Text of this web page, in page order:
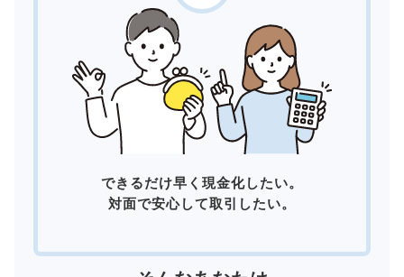
できるだけ早く現金化したい。
対面で安心して取引したい。